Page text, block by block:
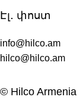
Էլ․ փոստ
info@hilco.am
hilco@hilco.am
© Hilco Armenia